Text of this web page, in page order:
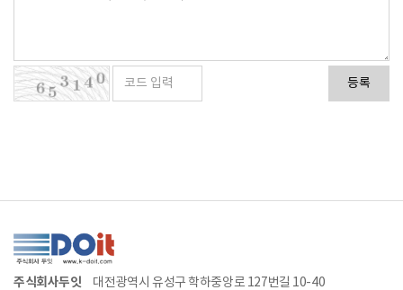
등록
주식회사두잇 대전광역시 유성구 학하중앙로 127번길 10-40